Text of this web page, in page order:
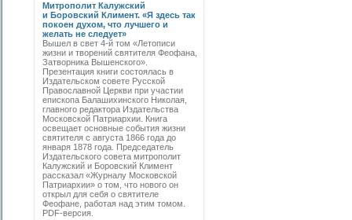
Митрополит Калужский
и Боровский Климент. «Я здесь так
покоен духом, что лучшего и
желать не следует»
Вышел в свет 4-й том «Летописи
жизни и творений святителя Феофана,
Затворника Вышенского».
Презентация книги состоялась в
Издательском совете Русской
Православной Церкви при участии
епископа Балашихинского Николая,
главного редактора Издательства
Московской Патриархии. Книга
освещает основные события жизни
святителя с августа 1866 года до
января 1878 года. Председатель
Издательского совета митрополит
Калужский и Боровский Климент
рассказал «Журналу Московской
Патриархии» о том, что нового он
открыл для себя о святителе
Феофане, работая над этим томом.
PDF-версия.